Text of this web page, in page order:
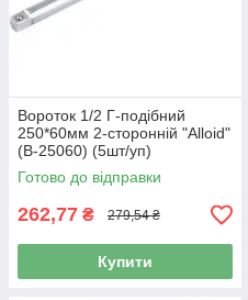
Вороток 1/2 Г-подібний
250*60мм 2-сторонній "Alloid"
(В-25060) (5шт/уп)
Готово до відправки
262,77 ₴ 279,54 ₴
Купити